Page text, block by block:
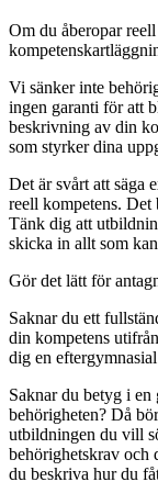
Om du åberopar
Vi sänker inte
ingen garanti för att
beskrivning av din
som styrker dina
Det är svårt att säga
reell kompetens. Det
Tänk dig att
skicka in allt som
Gör det lätt för
Saknar du ett
din kompetens
dig en
Saknar du betyg i en
behörigheten? Då
utbildningen du vill
behörighetskrav och
du beskriva hur du